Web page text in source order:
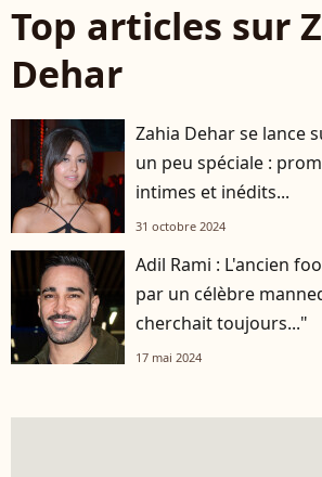
Top articles sur
Dehar
Zahia Dehar se lance
un peu spéciale :
intimes et inédits...
31 octobre 2024
Adil Rami : L'ancien
par un célèbre
cherchait toujours..."
17 mai 2024